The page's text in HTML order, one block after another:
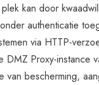
kan door
authenticatie
via HTTP-
DMZ Proxy-instance
van bescherming,